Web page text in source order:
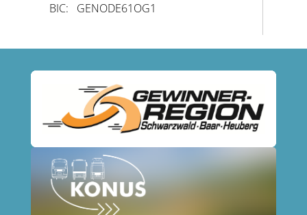
BIC: GENODE61OG1